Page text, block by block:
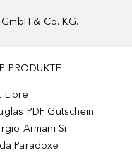
& Co. KG.
PRODUKTE
Libre
PDF Gutschein
Armani Si
Paradoxe